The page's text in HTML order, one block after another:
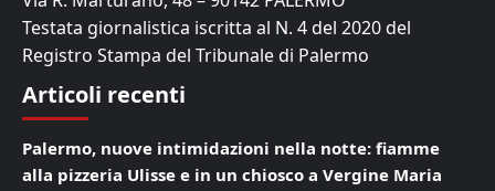
Testata giornalistica iscritta al N. 4 del 2020 del
Registro Stampa del Tribunale di Palermo
Articoli recenti
Palermo, nuove intimidazioni nella notte: fiamme
alla pizzeria Ulisse e in un chiosco a Vergine Maria